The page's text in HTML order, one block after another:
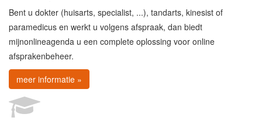
Bent u dokter (huisarts, specialist, ...), tandarts, kinesist of
paramedicus en werkt u volgens afspraak, dan biedt
mijnonlineagenda u een complete oplossing voor online
afsprakenbeheer.
meer informatie »